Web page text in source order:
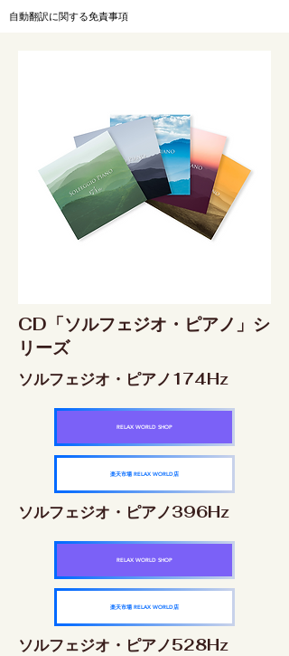
自動翻訳に関する免責事項
CD「ソルフェジオ・ピアノ」シ
リーズ
ソルフェジオ・ピアノ174Hz
RELAX WORLD SHOP
楽天市場 RELAX WORLD店
ソルフェジオ・ピアノ396Hz
RELAX WORLD SHOP
楽天市場 RELAX WORLD店
ソルフェジオ・ピアノ528Hz